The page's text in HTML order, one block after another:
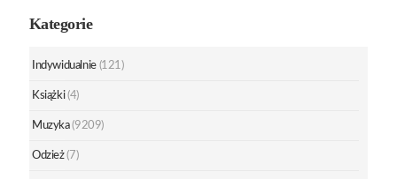
Kategorie
Indywidualnie (121)
Książki (4)
Muzyka (9209)
Odzież (7)